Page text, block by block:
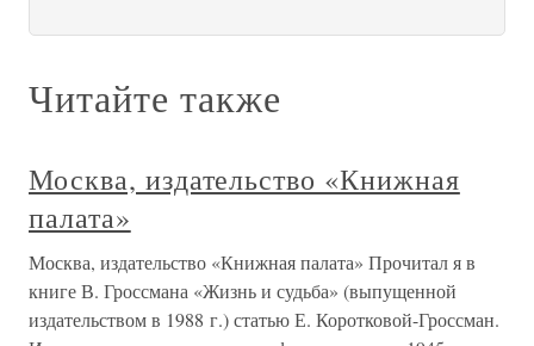
Читайте также
Москва, издательство «Книжная
палата»
Москва, издательство «Книжная палата» Прочитал я в
книге В. Гроссмана «Жизнь и судьба» (выпущенной
издательством в 1988 г.) статью Е. Коротковой-Гроссман.